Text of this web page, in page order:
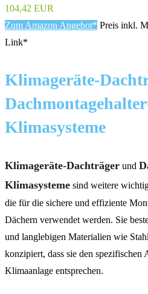
104,42 EUR
Zum Amazon Angebot* Preis inkl.
Link*
Klimageräte-
Klimasysteme
Klimageräte-Dachträger und
Klimasysteme sind weitere
die für die sichere und effiziente
Dächern verwendet werden. Sie
und langlebigen Materialien wie
konzipiert, dass sie den
Klimaanlage entsprechen.